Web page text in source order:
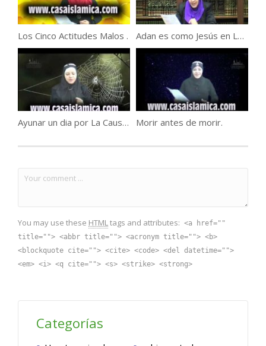
Los Cinco Actitudes Malos . Adan es como Jesús en La Creación .
Ayunar un dia por La Causa de Nuestro creador Morir antes de morir.
You may use these HTMLtags and attributes: <a href=""
title=""> <abbr title=""> <acronym title=""> <b>
<blockquote cite=""> <cite> <code> <del datetime="">
<em> <i> <q cite=""> <s> <strike> <strong>
Categorías